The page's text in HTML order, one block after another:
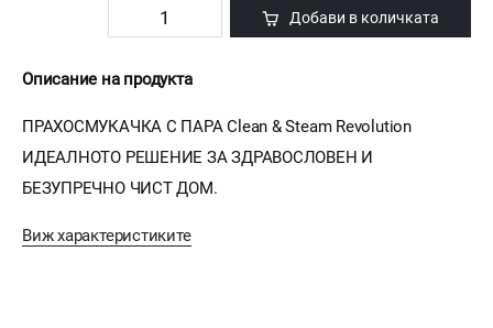
Добави в количката
Описание на продукта
ПРАХОСМУКАЧКА С ПАРА Clean & Steam Revolution
ИДЕАЛНОТО РЕШЕНИЕ ЗА ЗДРАВОСЛОВЕН И
БЕЗУПРЕЧНО ЧИСТ ДОМ.
Виж характеристиките